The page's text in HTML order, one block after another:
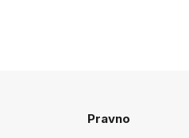
Pravno